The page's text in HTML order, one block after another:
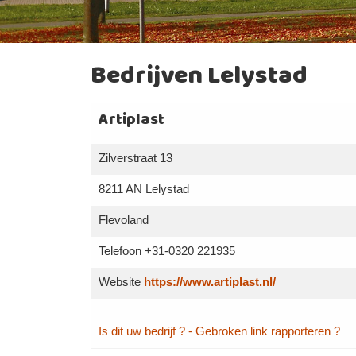
Bedrijven Lelystad
Artiplast
Zilverstraat 13
8211 AN Lelystad
Flevoland
Telefoon +31-0320 221935
Website https://www.artiplast.nl/
Is dit uw bedrijf ? - Gebroken link rapporteren ?